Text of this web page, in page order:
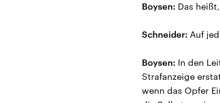
Boysen: Das
Schneider: Auf
Boysen: In den
Strafanzeige
wenn das Opfer